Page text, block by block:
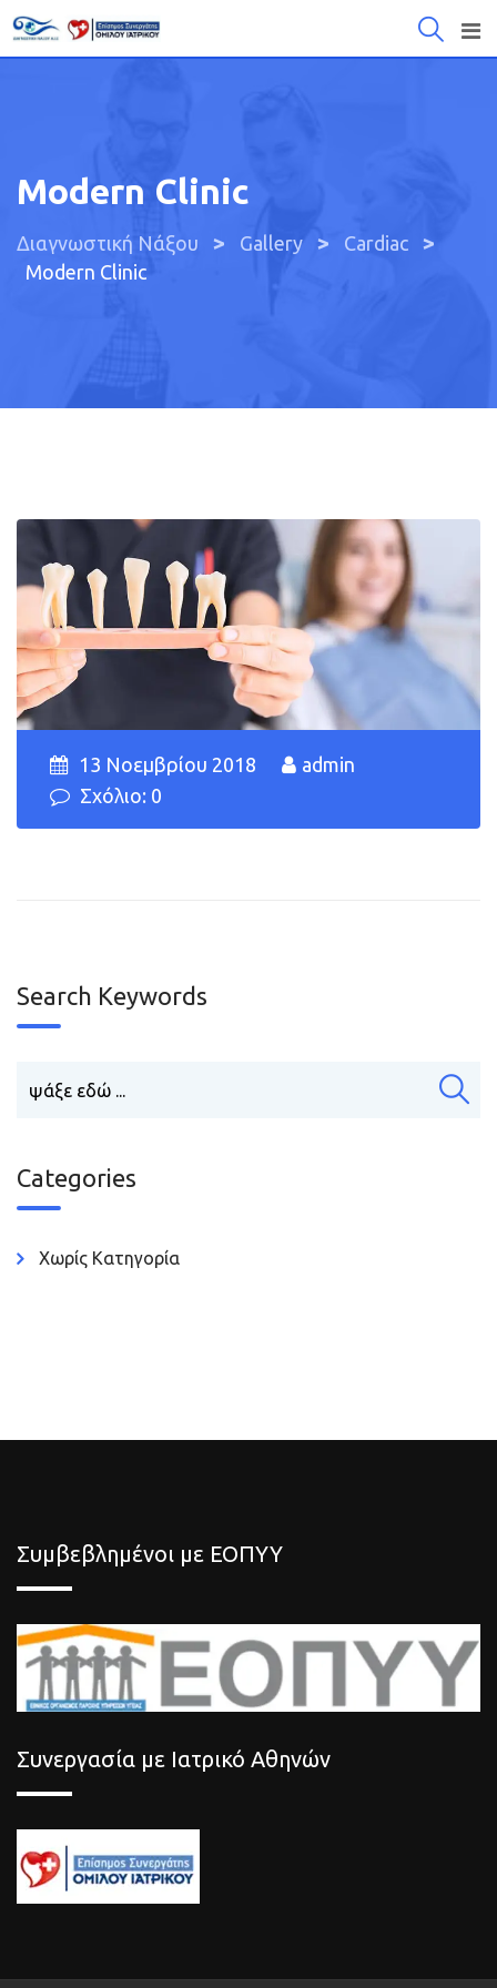
Μετάβαση
στο
Modern Clinic
Διαγνωστική Νάξου > Gallery > Cardiac >
Modern Clinic
13 Νοεμβρίου 2018
admin
Σχόλιο: 0
Search Keywords
Categories
Χωρίς Κατηγορία
Συμβεβλημένοι με ΕΟΠΥΥ
Συνεργασία με Ιατρικό Αθηνών